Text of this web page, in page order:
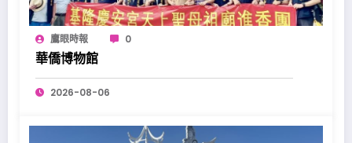
鷹眼時報 0
華僑博物館
2026-08-06